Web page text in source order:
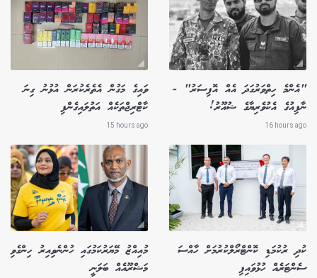
"އެންމެ ހިތްވަރުގަދަ އެއް އޮފިސަރު" -
ނާފިއުގެ އެކުވެރިޔާގެ ޝުއޫރު!
16 hours ago
ވައިގެ މަގުން އެތެރެކުރަން އުޅުނު ގިނަ
ކާޓްރިޖްތަކެއް އަތުލައިގެންފި
15 hours ago
ކުދި ރުކުމަޑި ކޮންޓްރޯލްކުރުމަށް ހާއްސަ
ސެންޓަރެއް ހުޅުވައިފި
މުއިއްޒު މޭޔަރުކަމުގައި ހުންނެވިއިރު ހިންގެވި
މަޝްރޫއެއް ބަލަނީ